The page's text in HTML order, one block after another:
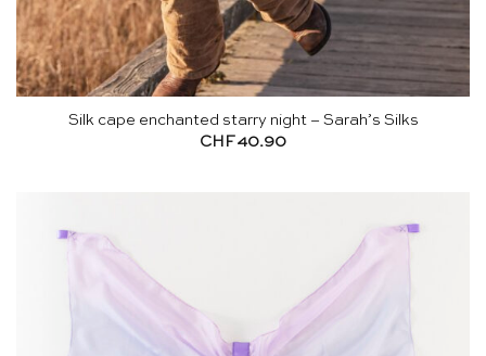
Silk cape enchanted starry night – Sarah’s Silks
CHF40.90